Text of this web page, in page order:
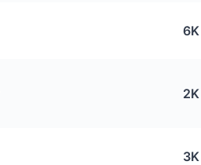
6K
2K
3K